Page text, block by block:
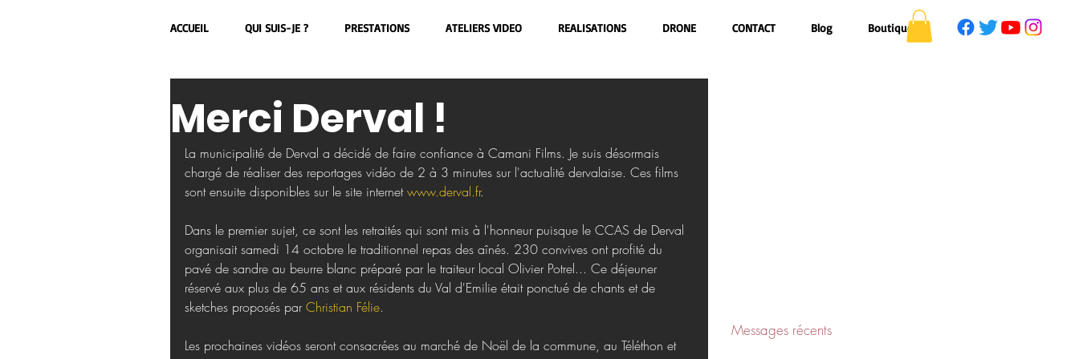
ACCUEIL QUI SUIS-JE ? PRESTATIONS ATELIERS VIDEO REALISATIONS DRONE CONTACT Blog Boutique
Merci Derval !
La municipalité de Derval a décidé de faire confiance à Camani Films. Je suis désormais
chargé de réaliser des reportages vidéo de 2 à 3 minutes sur l'actualité dervalaise. Ces films
sont ensuite disponibles sur le site internet www.derval.fr.
Dans le premier sujet, ce sont les retraités qui sont mis à l'honneur puisque le CCAS de Derval
organisait samedi 14 octobre le traditionnel repas des aînés. 230 convives ont profité du
pavé de sandre au beurre blanc préparé par le traiteur local Olivier Potrel... Ce déjeuner
réservé aux plus de 65 ans et aux résidents du Val d'Emilie était ponctué de chants et de
sketches proposés par Christian Félie.
Les prochaines vidéos seront consacrées au marché de Noël de la commune, au Téléthon et
Messages récents